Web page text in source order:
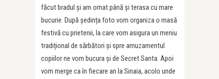
făcut bradul și am ornat până și terasa cu mare
bucurie. După ședința foto vom organiza o masă
festivă cu prietenii, la care vom asigura un meniu
tradițional de sărbători și spre amuzamentul
copiilor ne vom bucura și de Secret Santa. Apoi
vom merge ca în fiecare an la Sinaia, acolo unde